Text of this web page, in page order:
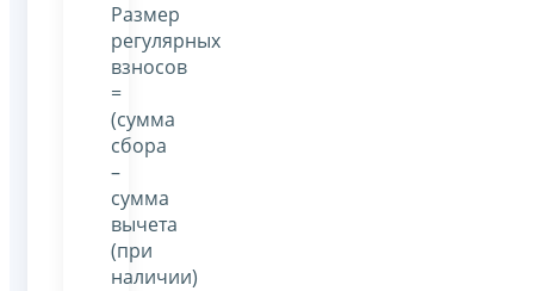
Размер
регулярных
взносов
=
(сумма
сбора
–
сумма
вычета
(при
наличии)